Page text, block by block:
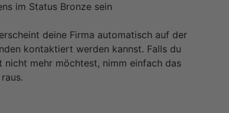
im Status Bronze sein
deine Firma automatisch auf der
kontaktiert werden kannst. Falls du
nicht mehr möchtest, nimm einfach das